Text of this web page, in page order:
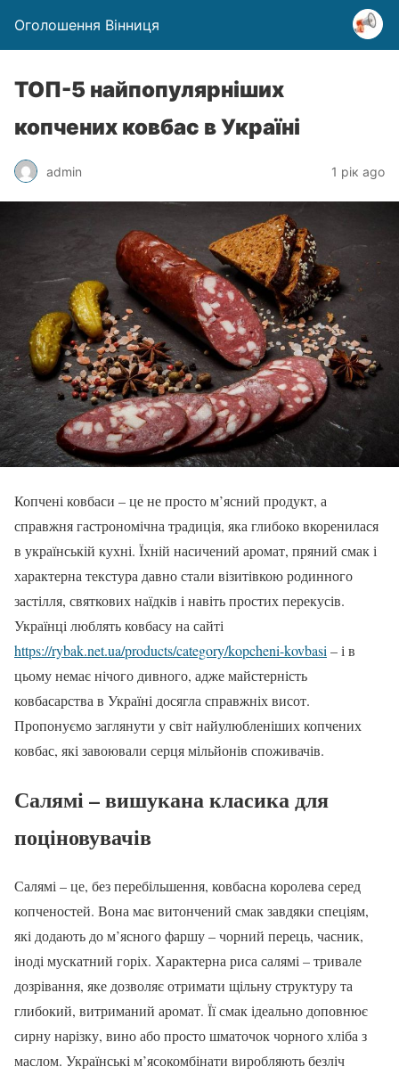
Оголошення Вінниця
ТОП-5 найпопулярніших
копчених ковбас в Україні
admin 1 рік ago
Копчені ковбаси – це не просто м’ясний продукт, а
справжня гастрономічна традиція, яка глибоко вкоренилася
в українській кухні. Їхній насичений аромат, пряний смак і
характерна текстура давно стали візитівкою родинного
застілля, святкових наїдків і навіть простих перекусів.
Українці люблять ковбасу на сайті
https://rybak.net.ua/products/category/kopcheni-kovbasi– і в
цьому немає нічого дивного, адже майстерність
ковбасарства в Україні досягла справжніх висот.
Пропонуємо заглянути у світ найулюбленіших копчених
ковбас, які завоювали серця мільйонів споживачів.
Салямі – вишукана класика для
поціновувачів
Салямі – це, без перебільшення, ковбасна королева серед
копченостей. Вона має витончений смак завдяки спеціям,
які додають до м’ясного фаршу – чорний перець, часник,
іноді мускатний горіх. Характерна риса салямі – тривале
дозрівання, яке дозволяє отримати щільну структуру та
глибокий, витриманий аромат. Її смак ідеально доповнює
сирну нарізку, вино або просто шматочок чорного хліба з
маслом. Українські м’ясокомбінати виробляють безліч